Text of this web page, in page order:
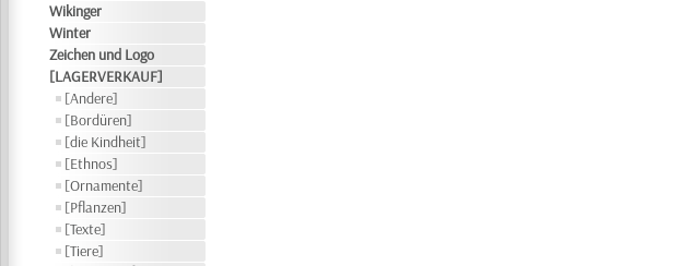
Wikinger
Winter
Zeichen und Logo
[LAGERVERKAUF]
[Andere]
[Bordüren]
[die Kindheit]
[Ethnos]
[Ornamente]
[Pflanzen]
[Texte]
[Tiere]